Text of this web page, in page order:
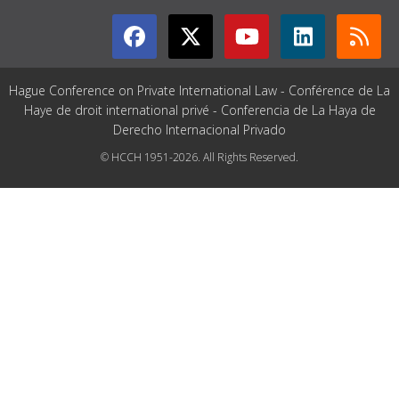
Hague Conference on Private International Law - Conférence de La
Haye de droit international privé - Conferencia de La Haya de
Derecho Internacional Privado
© HCCH 1951-2026. All Rights Reserved.